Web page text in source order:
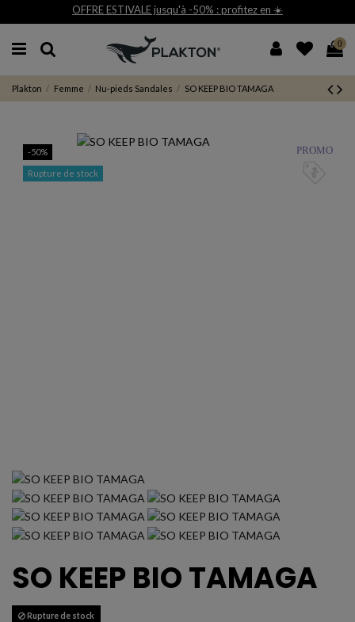
ESTIVALE jusqu'à -50% : profitez en ☀️
0
Plakton Femme Nu-pieds Sandales SO KEEP BIO TAMAGA
-50%
Rupture de stock
PROMO
SO KEEP BIO TAMAGA
Rupture de stock